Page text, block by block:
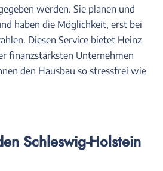
werden. Sie planen und
haben die Möglichkeit, erst bei
Diesen Service bietet Heinz
finanzstärksten Unternehmen
den Hausbau so stressfrei wie
Schleswig-Holstein